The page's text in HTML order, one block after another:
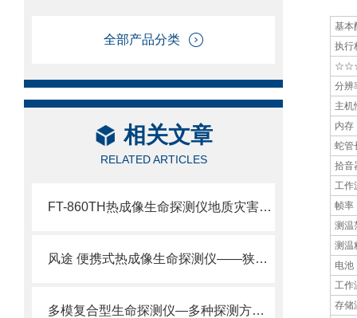
全部产品分类
相关文章
RELATED ARTICLES
FT-860TH热成像生命探测仪地质灾害款“隔墙听音”技术解读。
风途 便携式热成像生命探测仪——狭窄空间/黑暗环境/复杂场景。
多模复合型生命探测仪—多种探测方式合一。快速找生命，救援更高效！
基本
执行
分辨
主机
内存
蛇管
拾音
工作
帧率
测温
测温
电池
工作
存储